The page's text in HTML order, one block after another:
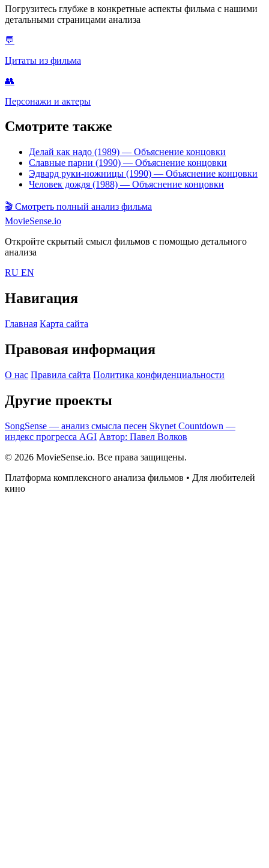
Погрузитесь глубже в конкретные аспекты фильма с нашими
детальными страницами анализа
💬
Цитаты из фильма
👥
Персонажи и актеры
Смотрите также
Делай как надо (1989) — Объяснение концовки
Славные парни (1990) — Объяснение концовки
Эдвард руки-ножницы (1990) — Объяснение концовки
Человек дождя (1988) — Объяснение концовки
🎬 Смотреть полный анализ фильма
MovieSense.io
Откройте скрытый смысл фильмов с помощью детального
анализа
RU EN
Навигация
Главная Карта сайта
Правовая информация
О нас Правила сайта Политика конфиденциальности
Другие проекты
SongSense — анализ смысла песен Skynet Countdown —
индекс прогресса AGI Автор: Павел Волков
© 2026 MovieSense.io. Все права защищены.
Платформа комплексного анализа фильмов • Для любителей
кино